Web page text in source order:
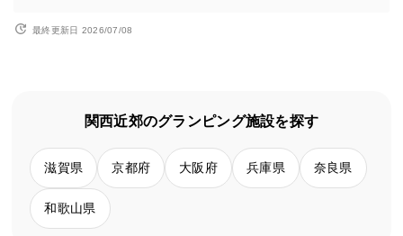
最終更新日 2026/07/08
関西近郊のグランピング施設を探す
滋賀県 京都府 大阪府 兵庫県 奈良県
和歌山県